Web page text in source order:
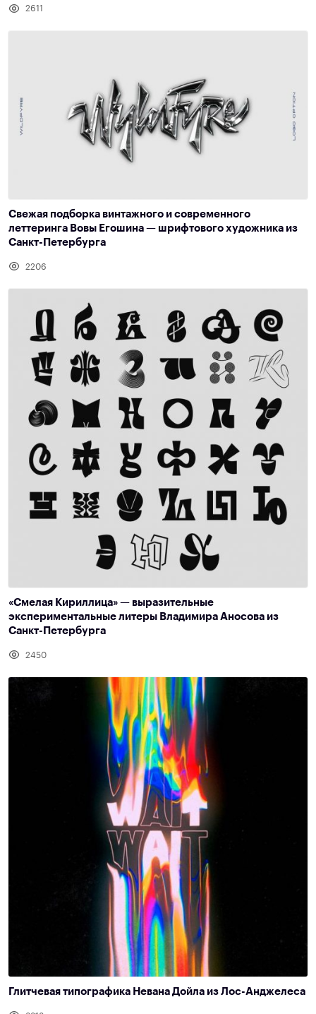
2611
Свежая подборка винтажного и современного
леттеринга Вовы Егошина — шрифтового художника из
Санкт-Петербурга
2206
«Смелая Кириллица» — выразительные
экспериментальные литеры Владимира Аносова из
Санкт-Петербурга
2450
Глитчевая типографика Невана Дойла из Лос-Анджелеса